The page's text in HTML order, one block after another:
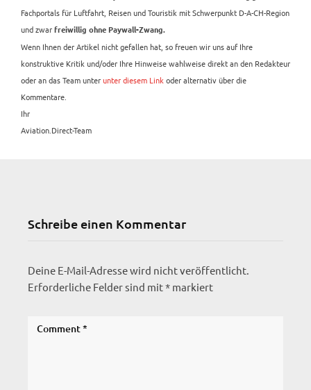
Fachportals für Luftfahrt, Reisen und Touristik mit Schwerpunkt D-A-CH-Region
und zwar freiwillig ohne Paywall-Zwang.
Wenn Ihnen der Artikel nicht gefallen hat, so freuen wir uns auf Ihre
konstruktive Kritik und/oder Ihre Hinweise wahlweise direkt an den Redakteur
oder an das Team unterunter diesem Link oder alternativ über die
Kommentare.
Ihr
Aviation.Direct-Team
Schreibe einen Kommentar
Deine E-Mail-Adresse wird nicht veröffentlicht.
Erforderliche Felder sind mit* markiert